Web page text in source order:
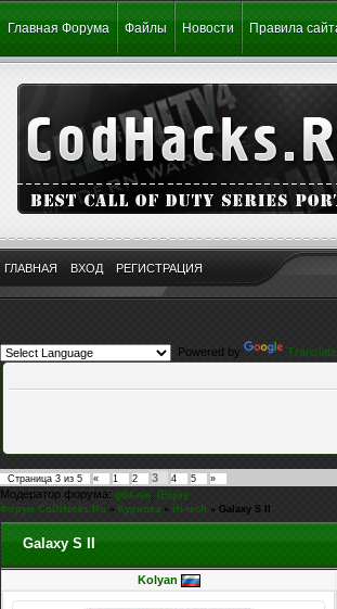
Главная Форума Файлы Новости Правила
ГЛАВНАЯ ВХОД РЕГИСТРАЦИЯ
Powered by
Translate
Страница 3 из 5 « 1 2 3 4 5 »
Модератор форума:g0d-me,iEnjoy
Форум CoDHacks.Ru » Курилка » Hi-tech » Galaxy S II
Galaxy S II
Kolyan